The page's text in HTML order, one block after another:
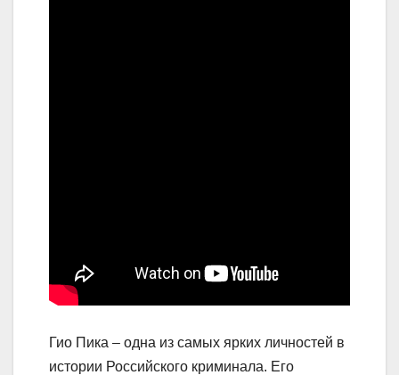
Гио Пика – одна из самых ярких личностей в
истории Российского криминала. Его